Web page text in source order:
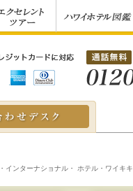
インターナショナル・ ホテル・ワイキキ